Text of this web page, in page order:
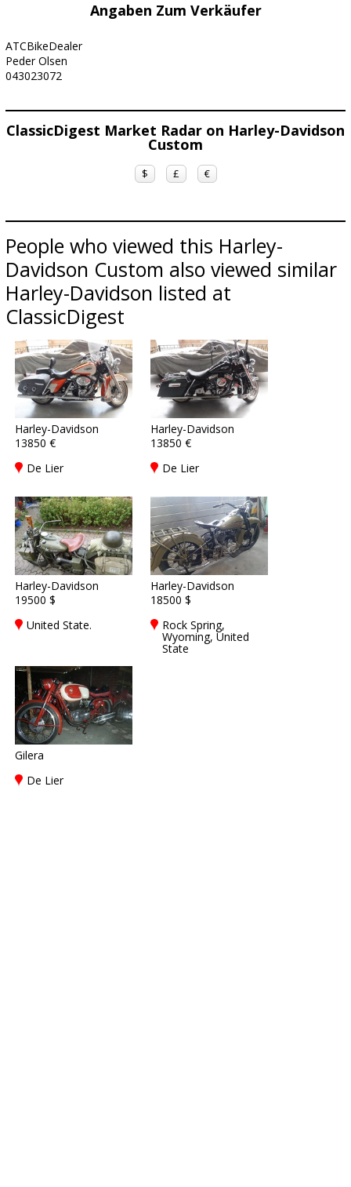
Angaben Zum Verkäufer
ATCBikeDealer
Peder Olsen
043023072
ClassicDigest Market Radar on Harley-Davidson
Custom
$ £ €
People who viewed this Harley-
Davidson Custom also viewed similar
Harley-Davidson listed at
ClassicDigest
Harley-Davidson
13850 €
De Lier
Harley-Davidson
13850 €
De Lier
Harley-Davidson
19500 $
United State.
Harley-Davidson
18500 $
Rock Spring,
Wyoming, United
State
Gilera
De Lier